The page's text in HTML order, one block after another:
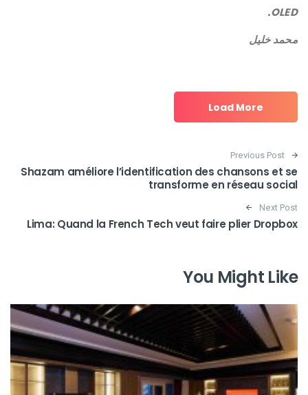
OLED.
محمد خليل
Load More
Post navigation
Previous Post
Shazam améliore l’identification des chansons et se
transforme en réseau social
Next Post
Lima: Quand la French Tech veut faire plier Dropbox
You Might Like